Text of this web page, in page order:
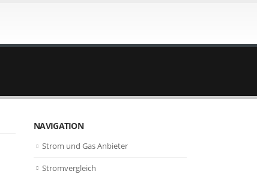
NAVIGATION
Strom und Gas Anbieter
Stromvergleich